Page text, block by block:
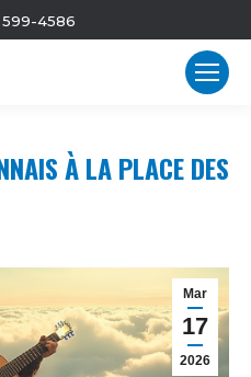
599-4586
À LA PLACE DES
Mar
17
2026